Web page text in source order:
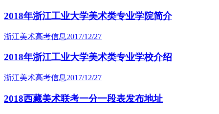
2018年浙江工业大学美术类专业学院简介
浙江美术高考信息2017/12/27
2018年浙江工业大学美术类专业学校介绍
浙江美术高考信息2017/12/27
2018西藏美术联考一分一段表发布地址